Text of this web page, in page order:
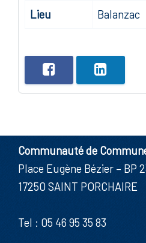
Lieu Balanzac
Communauté de
Place Eugène Bézier – BP
17250 SAINT PORCHAIRE
Tel : 05 46 95 35 83